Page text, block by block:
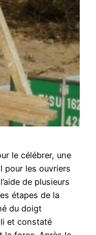
le célébrer, une
pour les ouvriers
de plusieurs
étapes de la
du doigt
et constaté